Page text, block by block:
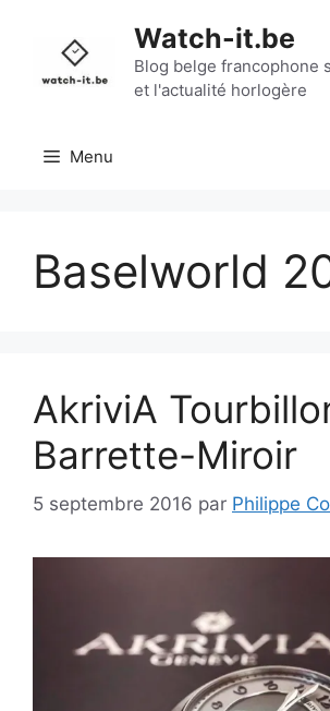
contenu
Watch-it.be
Blog belge francophone
et l'actualité horlogère
Menu
Baselworld
AkriviA
Barrette-Miroir
5 septembre 2016 par Philippe